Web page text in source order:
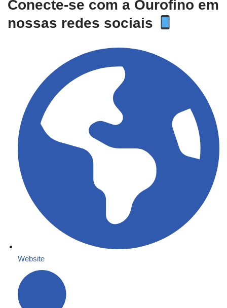
Conecte-se com a Ourofino em
nossas redes sociais
Website